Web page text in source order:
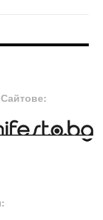
Сайтове: